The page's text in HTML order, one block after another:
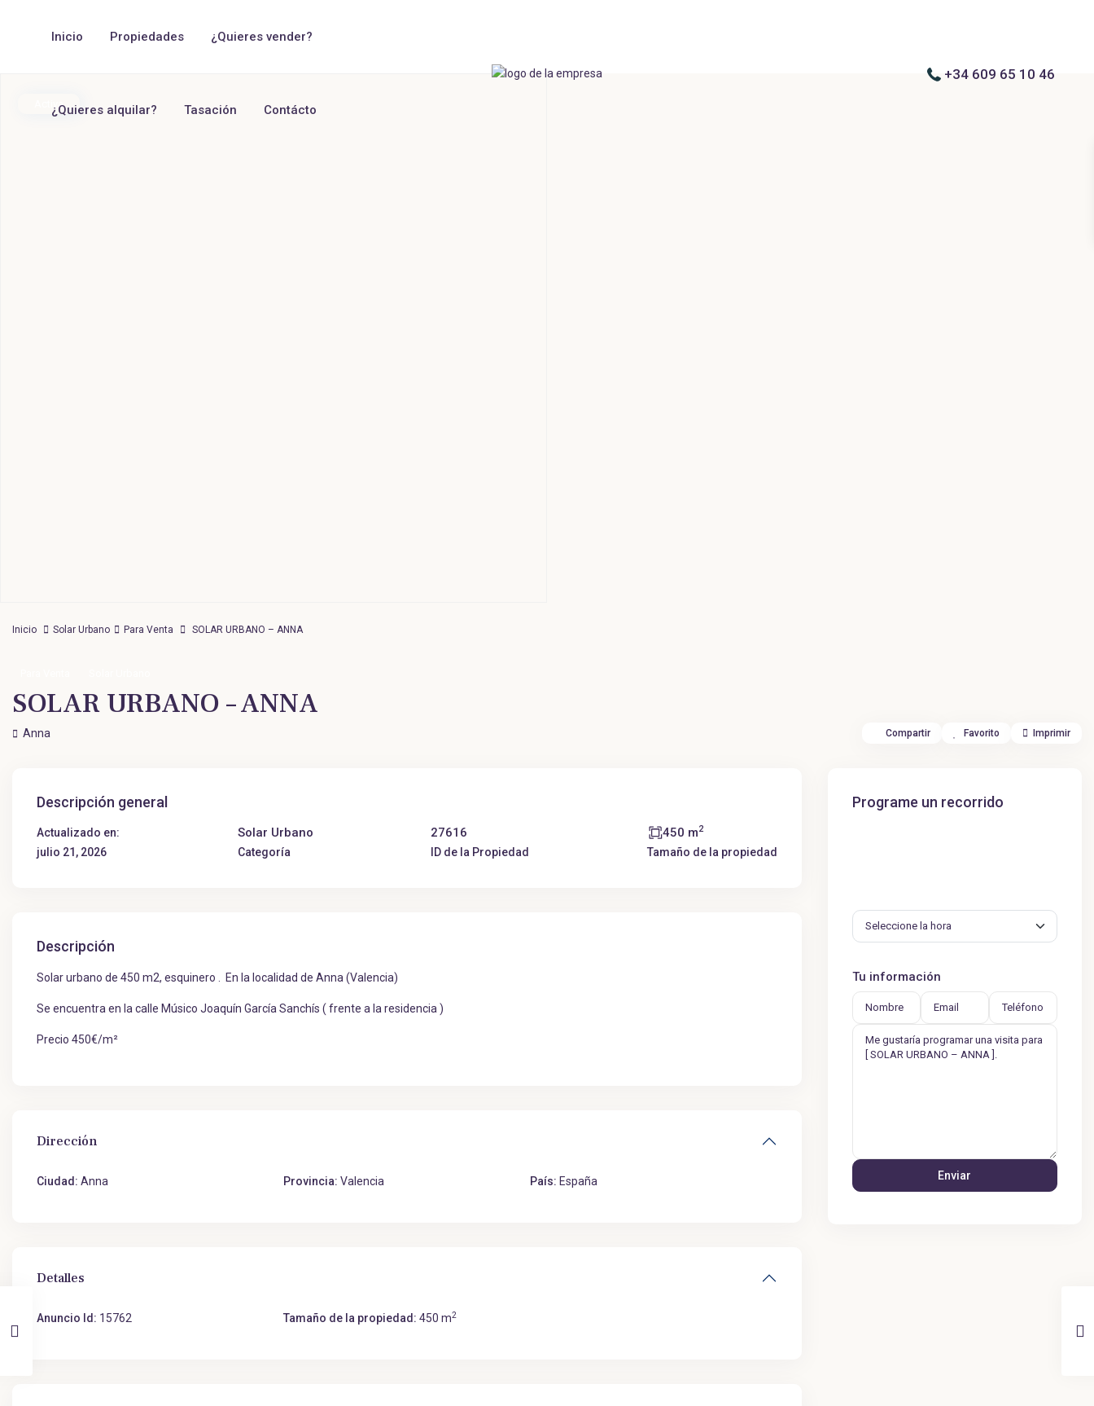
Inicio Propiedades ¿Quieres vender?
¿Quieres alquilar? Tasación Contácto
+34 609 65 10 46
Activa
Inicio Solar Urbano Para Venta SOLAR URBANO – ANNA
SOLAR URBANO – ANNA
Anna Compartir Favorito Imprimir
Descripción general
Actualizado en:
julio 21, 2026
Solar Urbano
Categoría
27616
ID de la Propiedad
450 m2
Tamaño de la propiedad
Descripción
Solar urbano de 450 m2, esquinero . En la localidad de Anna (Valencia)
Se encuentra en la calle Músico Joaquín García Sanchís ( frente a la residencia )
Precio 450€/m²
Dirección
Ciudad: Anna Provincia: Valencia País: España
Detalles
Anuncio Id: 15762 Tamaño de la propiedad: 450 m2
Programe un recorrido
Tu información